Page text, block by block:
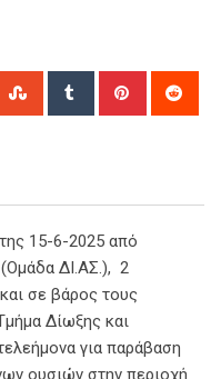
StumbleUpon
Tumblr Pinterest
15-6-2025 από
ΔΙ.ΑΣ.), 2
σε βάρος τους
Δίωξης και
για παράβαση
ουσιών στην περιοχή